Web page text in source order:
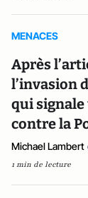
MENACES
Après
l’invasion
qui
contre la
Michael Lambert
1 min de lecture